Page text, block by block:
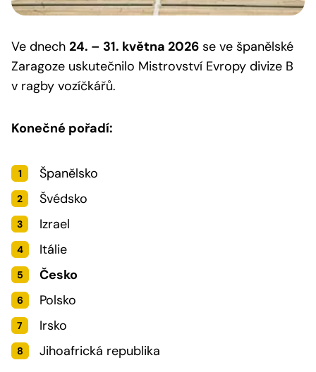
Ve dnech 24. – 31. května 2026 se ve španělské
Zaragoze uskutečnilo Mistrovství Evropy divize B
v ragby vozíčkářů.
Konečné pořadí:
Španělsko
Švédsko
Izrael
Itálie
Česko
Polsko
Irsko
Jihoafrická republika